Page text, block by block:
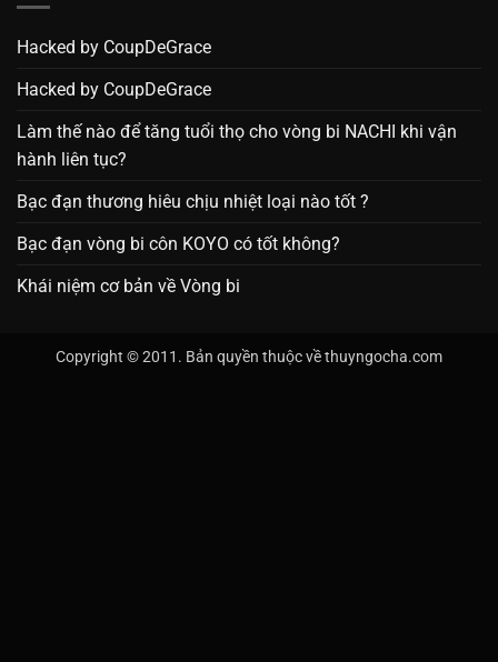
Hacked by CoupDeGrace
Hacked by CoupDeGrace
Làm thế nào để tăng tuổi thọ cho vòng bi NACHI khi vận
hành liên tục?
Bạc đạn thương hiêu chịu nhiệt loại nào tốt ?
Bạc đạn vòng bi côn KOYO có tốt không?
Khái niệm cơ bản về Vòng bi
Copyright © 2011. Bản quyền thuộc về thuyngocha.com